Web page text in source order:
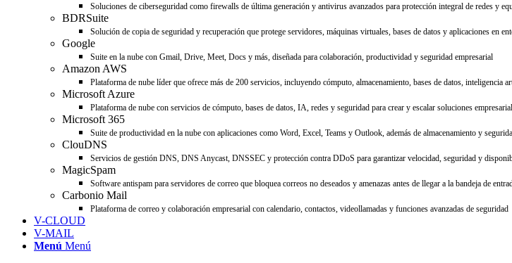
Soluciones de ciberseguridad como firewalls de última generación y antivirus avanzados para protección integral de redes y
BDRSuite
Solución de copia de seguridad y recuperación que protege servidores, máquinas virtuales, bases de datos y aplicaciones en
Google
Suite en la nube con Gmail, Drive, Meet, Docs y más, diseñada para colaboración, productividad y seguridad empresarial
Amazon AWS
Plataforma de nube líder que ofrece más de 200 servicios, incluyendo cómputo, almacenamiento, bases de datos, inteligencia
Microsoft Azure
Plataforma de nube con servicios de cómputo, bases de datos, IA, redes y seguridad para crear y escalar soluciones
Microsoft 365
Suite de productividad en la nube con aplicaciones como Word, Excel, Teams y Outlook, además de almacenamiento y
ClouDNS
Servicios de gestión DNS, DNS Anycast, DNSSEC y protección contra DDoS para garantizar velocidad, seguridad y
MagicSpam
Software antispam para servidores de correo que bloquea correos no deseados y amenazas antes de llegar a la bandeja de
Carbonio Mail
Plataforma de correo y colaboración empresarial con calendario, contactos, videollamadas y funciones avanzadas de seguridad
V-CLOUD
V-MAIL
Menú Menú